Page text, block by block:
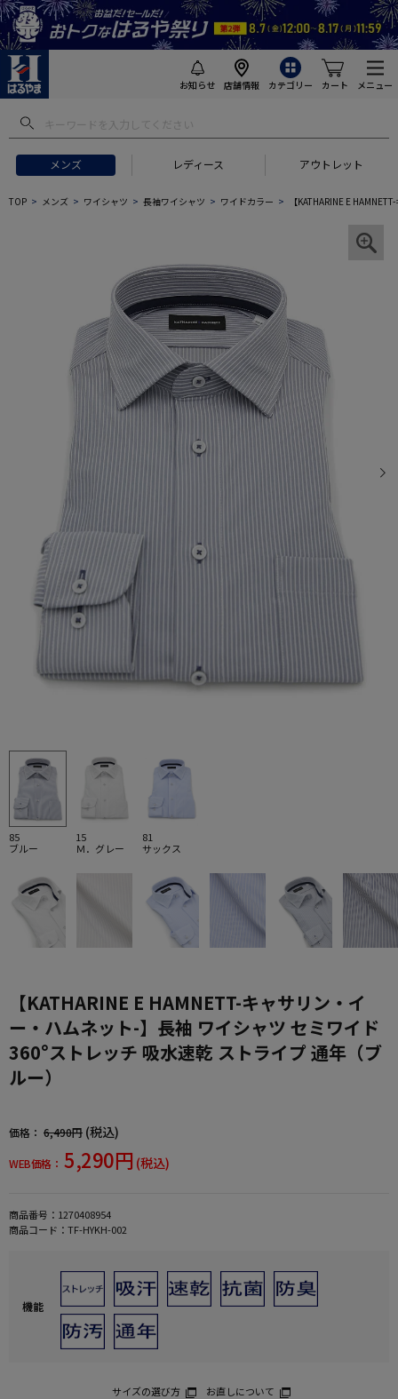
お知らせ 店舗情報 カテゴリー カート メニュー
メンズ レディース アウトレット
TOP メンズ ワイシャツ 長袖ワイシャツ ワイドカラー 【KATHARINE E
85
ブルー
15
Ｍ．グレー
81
サックス
【KATHARINE E HAMNETT-キャサリン・イ
ー・ハムネット-】長袖 ワイシャツ セミワイド
360°ストレッチ 吸水速乾 ストライプ 通年（ブ
ルー）
価格： 6,490円 (税込)
WEB価格： 5,290円 (税込)
商品番号： 1270408954
商品コード： TF-HYKH-002
機能
サイズの選び方 お直しについて